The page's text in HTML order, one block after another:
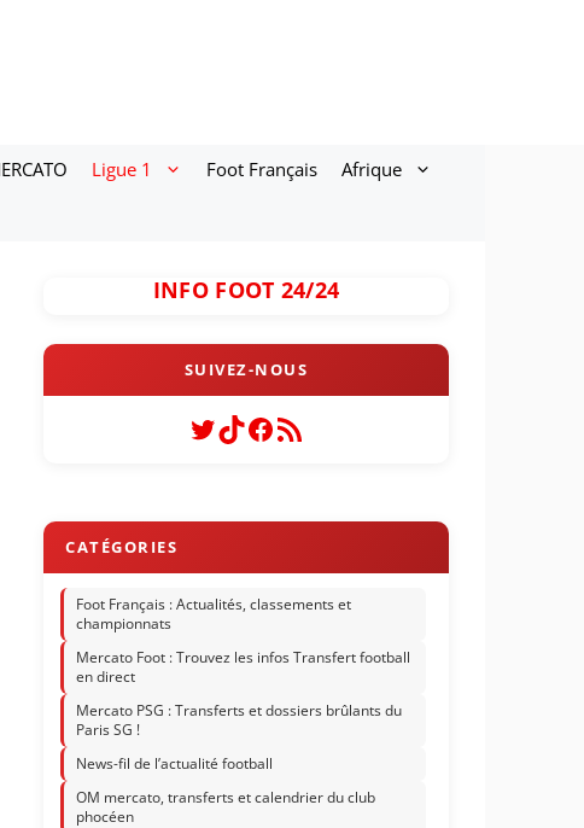
Ligue 1 Foot Français Afrique
INFO FOOT 24/24
Twitter
TikTok
Facebook
Flux RSS
Foot Français : Actualités, classements et
championnats
Mercato Foot : Trouvez les infos Transfert football
en direct
Mercato PSG : Transferts et dossiers brûlants du
Paris SG !
News-fil de l’actualité football
OM mercato, transferts et calendrier du club
phocéen